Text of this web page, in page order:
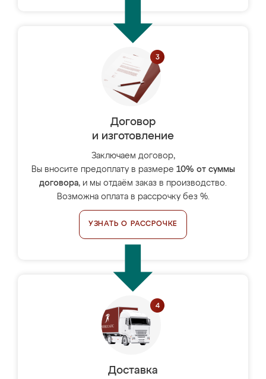
Договор
и изготовление
Заключаем договор,
Вы вносите предоплату в размере 10% от суммы
договора, и мы отдаём заказ в производство.
Возможна оплата в рассрочку без %.
УЗНАТЬ О РАССРОЧКЕ
Доставка